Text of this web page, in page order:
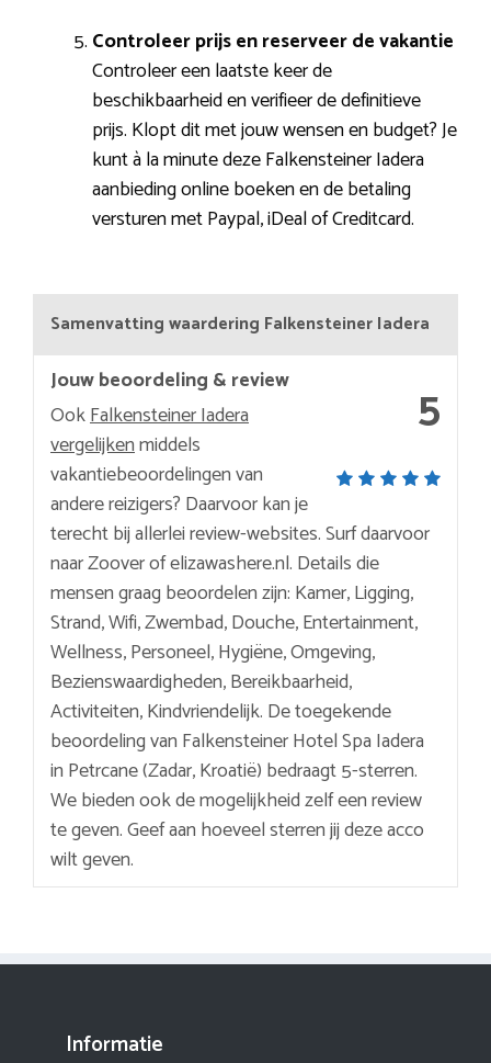
Controleer prijs en reserveer de vakantie
Controleer een laatste keer de
beschikbaarheid en verifieer de definitieve
prijs. Klopt dit met jouw wensen en budget? Je
kunt à la minute deze Falkensteiner Iadera
aanbieding online boeken en de betaling
versturen met Paypal, iDeal of Creditcard.
Samenvatting waardering Falkensteiner Iadera
5
Jouw beoordeling & review
OokFalkensteiner Iadera
vergelijkenmiddels
vakantiebeoordelingen van
andere reizigers? Daarvoor kan je
terecht bij allerlei review-websites. Surf daarvoor
naar Zoover of elizawashere.nl. Details die
mensen graag beoordelen zijn: Kamer, Ligging,
Strand, Wifi, Zwembad, Douche, Entertainment,
Wellness, Personeel, Hygiëne, Omgeving,
Bezienswaardigheden, Bereikbaarheid,
Activiteiten, Kindvriendelijk. De toegekende
beoordeling van Falkensteiner Hotel Spa Iadera
in Petrcane (Zadar, Kroatië) bedraagt 5-sterren.
We bieden ook de mogelijkheid zelf een review
te geven. Geef aan hoeveel sterren jij deze acco
wilt geven.
Informatie